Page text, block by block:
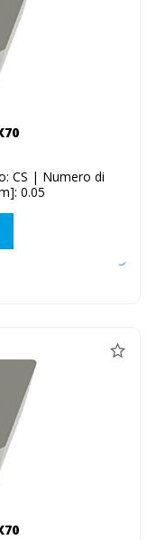
CS | Numero di
0.05